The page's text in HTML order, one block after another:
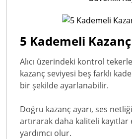
5 Kademeli
Alıcı üzerindeki kontrol
kazanç seviyesi beş farklı
bir şekilde ayarlanabilir.
Doğru kazanç ayarı, ses
artırarak daha kaliteli
yardımcı olur.